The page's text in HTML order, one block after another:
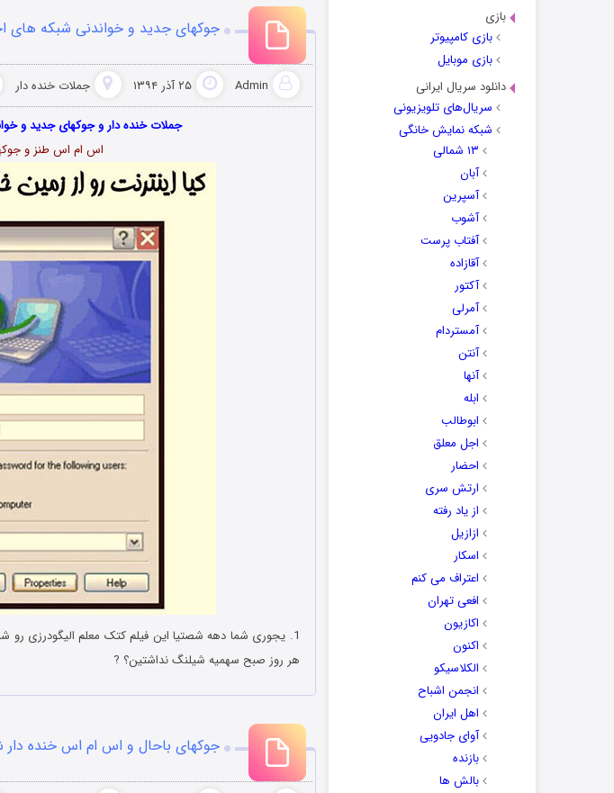
بازی
بازی کامپیوتر
بازی موبایل
دانلود سریال ایرانی
سریال‌های تلویزیونی
شبکه نمایش خانگی
۱۳ شمالی
آبان
آسپرین
آشوب
آفتاب پرست
آقازاده
آکتور
آمرلی
آمستردام
آنتن
آنها
ابله
ابوطالب
اجل معلق
احضار
ارتش سری
از یاد رفته
ازازیل
اسکار
اعتراف می کنم
افعی تهران
اکازیون
اکنون
الکلاسیکو
انجمن اشباح
اهل ایران
آوای جادویی
بازنده
بالش ها
جوکهای جدید و خواندنی شبکه های اجتماعی
Admin ۲۵ آذر ۱۳۹۴ جملات خنده دار
جملات خنده دار و جوکهای جدید و خواندنی
اس ام اس طنز و
1. ‏یجوری شما دهه شصتیا این فیلم کتک معلم الیگودرزی رو
هر روز صبح سهمیه شیلنگ نداشتین؟ ?
جوکهای باحال و اس ام اس خنده دار شبکه